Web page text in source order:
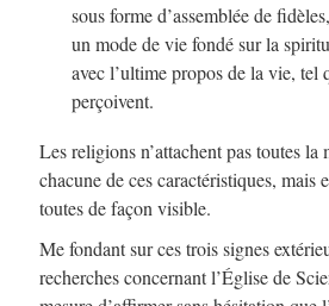
sous forme d’assemblée de
un mode de vie fondé sur la
avec l’ultime propos de la vie, tel
perçoivent.
Les religions n’attachent pas toutes la
chacune de ces caractéristiques, mais
toutes de façon visible.
Me fondant sur ces trois signes
recherches concernant l’Église de